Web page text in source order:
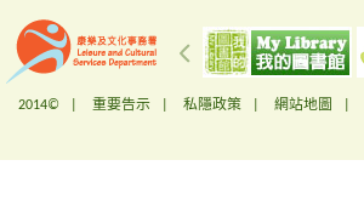
2014© | 重要告示 私隱政策 網站地圖